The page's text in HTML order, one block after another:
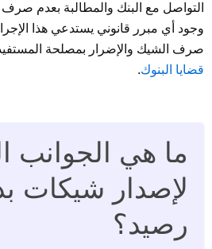
التواصل مع البنك والمطالبة بعدم
وجود أي مبرر قانوني يستدعي هذا
صرف الشيك والإضرار بمصلحة
قضايا البنوك.
ما هي الجوانب
لإصدار شيكات
رصيد؟